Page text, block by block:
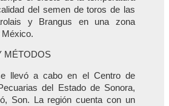
del semen de toros de las
y Brangus en una zona
MÉTODOS
llevó a cabo en el Centro de
del Estado de Sonora,
Son. La región cuenta con un